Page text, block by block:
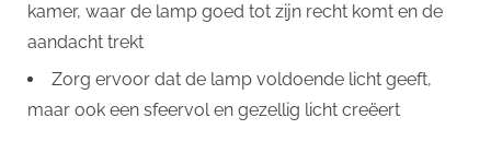
kamer, waar de lamp goed tot zijn recht komt en de
aandacht trekt
Zorg ervoor dat de lamp voldoende licht geeft,
maar ook een sfeervol en gezellig licht creëert